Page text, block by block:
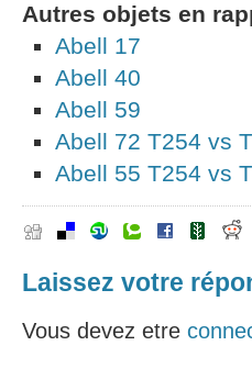
Autres objets en
Abell 17
Abell 40
Abell 59
Abell 72 T254 vs
Abell 55 T254 vs
Laissez votre
Vous devez etre